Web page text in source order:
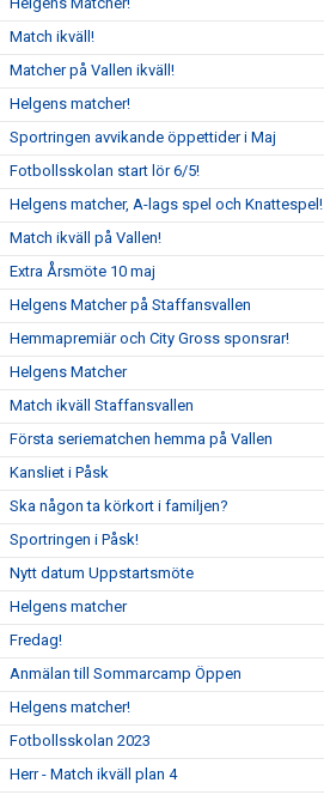
Match ikväll!
Matcher på Vallen ikväll!
Helgens matcher!
Sportringen avvikande öppettider i Maj
Fotbollsskolan start lör 6/5!
Helgens matcher, A-lags spel och Knattespel!
Match ikväll på Vallen!
Extra Årsmöte 10 maj
Helgens Matcher på Staffansvallen
Hemmapremiär och City Gross sponsrar!
Helgens Matcher
Match ikväll Staffansvallen
Första seriematchen hemma på Vallen
Kansliet i Påsk
Ska någon ta körkort i familjen?
Sportringen i Påsk!
Nytt datum Uppstartsmöte
Helgens matcher
Fredag!
Anmälan till Sommarcamp Öppen
Helgens matcher!
Fotbollsskolan 2023
Herr - Match ikväll plan 4